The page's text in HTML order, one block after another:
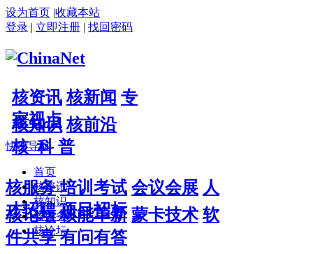
设为首页 |收藏本站
登录 | 立即注册 | 找回密码
核资讯 核新闻 专
家视点
核知识 核前沿
核 科 普
核服务 培训考试 会议会展 人
才招聘 项目招标
核论坛 核能革新 蒙卡技术 软
件共享 有问有答
快捷导航
首页
核资讯
核知识
核服务
核论坛